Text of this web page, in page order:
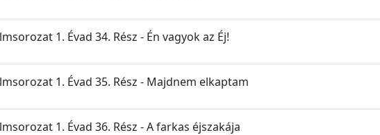
1. Évad 34. Rész - Én vagyok az Éj!
1. Évad 35. Rész - Majdnem elkaptam
1. Évad 36. Rész - A farkas éjszakája